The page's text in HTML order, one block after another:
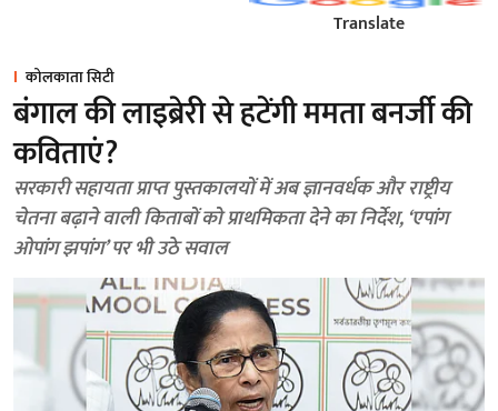
Translate
कोलकाता सिटी
बंगाल की लाइब्रेरी से हटेंगी ममता बनर्जी की
कविताएं?
सरकारी सहायता प्राप्त पुस्तकालयों में अब ज्ञानवर्धक और राष्ट्रीय
चेतना बढ़ाने वाली किताबों को प्राथमिकता देने का निर्देश, ‘एपांग
ओपांग झपांग’ पर भी उठे सवाल